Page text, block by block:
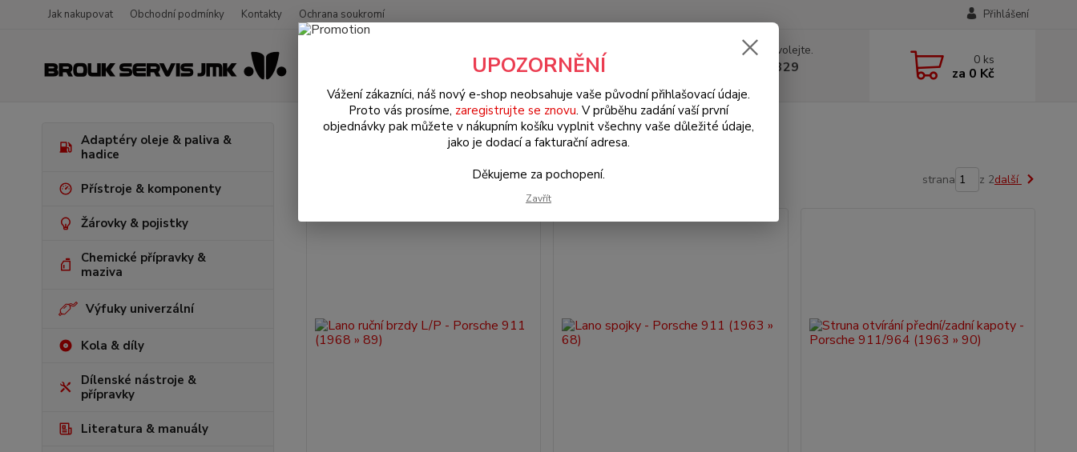
Jak nakupovat Obchodní podmínky Kontakty Ochrana soukromí Přihlášení
Hledat
Nevíte si rady? Zavolejte.
+420 602 330 329 0 ks
za 0 Kč
Adaptéry oleje & paliva &
hadice
Přístroje & komponenty
Žárovky & pojistky
Chemické přípravky &
maziva
Výfuky univerzální
Kola & díly
Dílenské nástroje &
přípravky
Literatura & manuály
Výrobce: GEMO
strana z 2další
UPOZORNĚNÍ
Vážení zákazníci, náš nový e-shop neobsahuje vaše původní přihlašovací údaje.
Proto vás prosíme, zaregistrujte se znovu. V průběhu zadání vaší první
objednávky pak můžete v nákupním košíku vyplnit všechny vaše důležité údaje,
jako je dodací a fakturační adresa.
Děkujeme za pochopení.
Zavřít